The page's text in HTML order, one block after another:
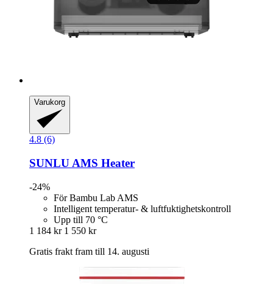
Varukorg
4.8 (6)
SUNLU AMS Heater
-24%
För Bambu Lab AMS
Intelligent temperatur- & luftfuktighetskontroll
Upp till 70 °C
1 184 kr 1 550 kr
Gratis frakt fram till 14. augusti